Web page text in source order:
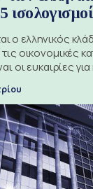
ισολογισμοί
ο ελληνικός
οικονομικές
οι ευκαιρίες